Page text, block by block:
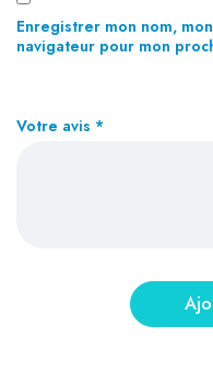
Votre avis *
Enregistrer mon nom,
navigateur pour mon